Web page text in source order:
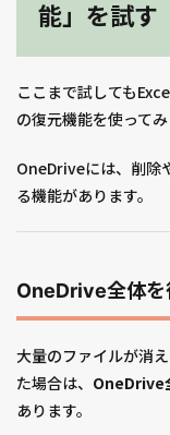
能」を試す
ここまで試しても
の復元機能を使ってみ
OneDriveには、削除
る機能があります。
OneDrive全体を
大量のファイルが消
た場合は、 OneDrive
あります。